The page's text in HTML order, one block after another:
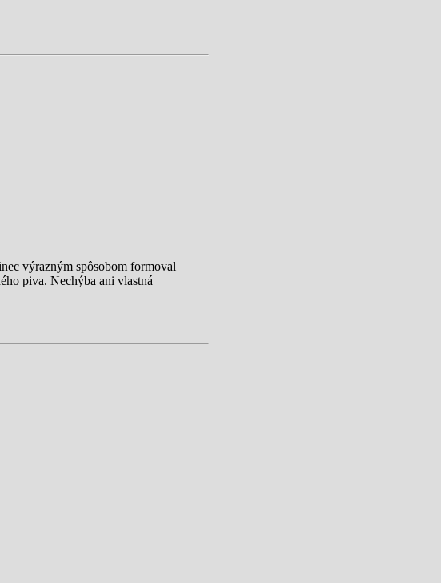
výrazným spôsobom formoval
piva. Nechýba ani vlastná